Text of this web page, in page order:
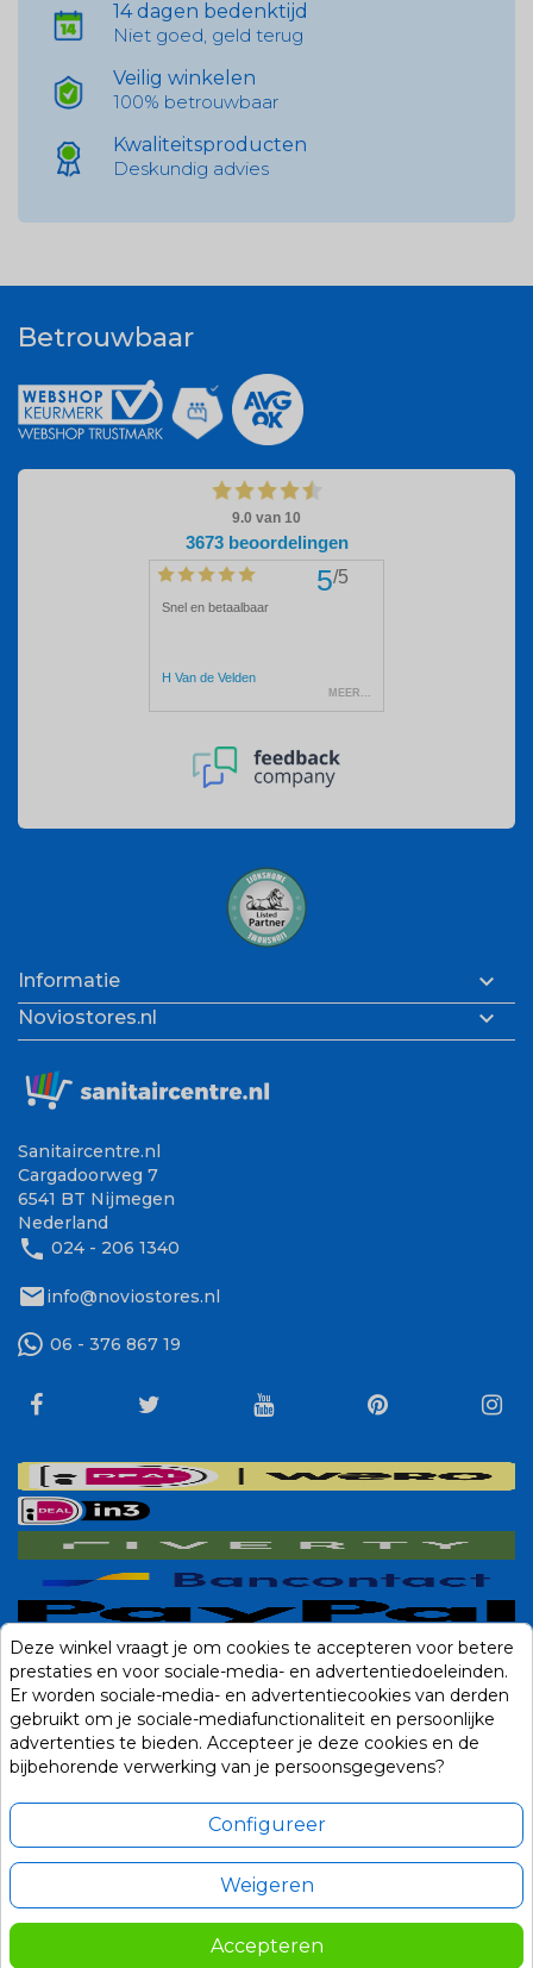
14 dagen bedenktijd
Niet goed, geld terug
Veilig winkelen
100% betrouwbaar
Kwaliteitsproducten
Deskundig advies
Betrouwbaar
Informatie 
Noviostores.nl 
Sanitaircentre.nl
Cargadoorweg 7
6541 BT Nijmegen
Nederland
phone 024 - 206 1340
mailinfo@noviostores.nl
06 - 376 867 19
Deze winkel vraagt je om cookies te accepteren voor betere
prestaties en voor sociale-media- en advertentiedoeleinden.
Er worden sociale-media- en advertentiecookies van derden
gebruikt om je sociale-mediafunctionaliteit en persoonlijke
advertenties te bieden. Accepteer je deze cookies en de
bijbehorende verwerking van je persoonsgegevens?
Configureer
Weigeren
Accepteren